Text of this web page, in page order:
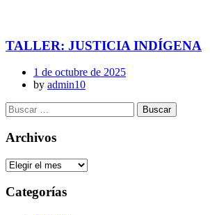
TALLER: JUSTICIA INDÍGENA
1 de octubre de 2025
by admin10
Buscar:
Archivos
Archivos
Categorías